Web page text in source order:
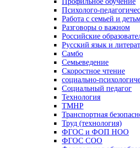
Психолого-
Работа с семьей и
Разговоры о важном
Российские
Русский язык и
Самбо
Семьеведение
Скоростное чтение
социально-
Социальный педагог
Технология
ТМНР
Транспортная
Труд (технология)
ФГОС и ФОП НОО
ФГОС СОО